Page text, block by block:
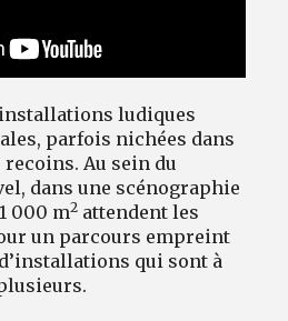
ludiques
parfois nichées dans
recoins. Au sein du
dans une scénographie
000 m2 attendent les
un parcours empreint
qui sont à